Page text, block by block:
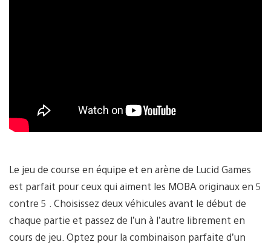
Le jeu de course en équipe et en arène de Lucid Games
est parfait pour ceux qui aiment les MOBA originaux en 5
contre 5 . Choisissez deux véhicules avant le début de
chaque partie et passez de l’un à l’autre librement en
cours de jeu. Optez pour la combinaison parfaite d’un